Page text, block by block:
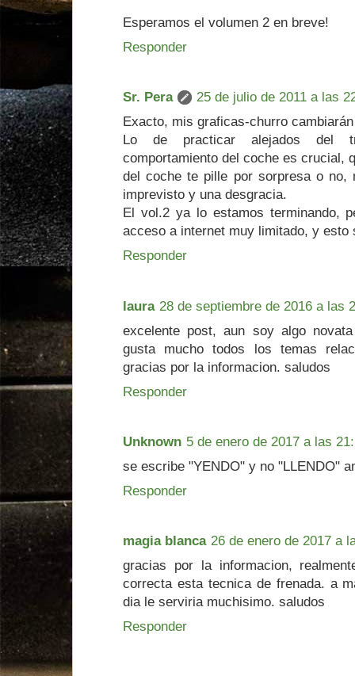
Esperamos el volumen 2 en breve!
Responder
Sr. Pera
25 de julio de 2011 a las
Exacto, mis graficas-churro
Lo de practicar alejados del
comportamiento del coche es crucial,
del coche te pille por sorpresa o no,
imprevisto y una desgracia.
El vol.2 ya lo estamos terminando,
acceso a internet muy limitado, y esto
Responder
laura 28 de septiembre de 2016 a las
excelente post, aun soy algo
gusta mucho todos los temas
gracias por la informacion. saludos
Responder
Unknown 5 de enero de 2017 a las
se escribe "YENDO" y no "LLENDO"
Responder
magia blanca 26 de enero de 2017 a
gracias por la informacion,
correcta esta tecnica de frenada. a
dia le serviria muchisimo. saludos
Responder